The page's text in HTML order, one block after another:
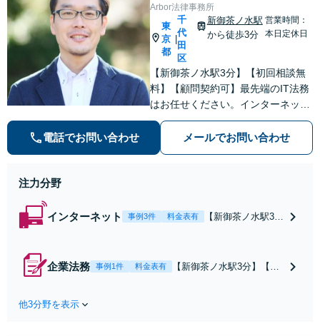
Arbor法律事務所
東
京
都
千
代
田
区
新御茶ノ水駅
から徒歩3分
営業時間：
本日定休日
【新御茶ノ水駅3分】【初回相談無
料】【顧問契約可】最先端のIT法務
はお任せください。インターネット
社会の複雑な法的課題に対処し、ビ
ジネスの成長をサポート「クリエイ
ター・発信者の権利保護」契約書の
電話でお問い合わせ メールでお問い合わせ
注力分野
インターネット 事例3件 料金表有
【新御茶ノ水駅3
セーフティ協会パ
企業法務 事例1件 料金表有
【新御茶ノ水駅3分】【初
他3分野を表示